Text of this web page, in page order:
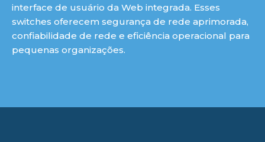
interface de usuário da Web integrada. Esses
switches oferecem segurança de rede aprimorada,
confiabilidade de rede e eficiência operacional para
pequenas organizações.